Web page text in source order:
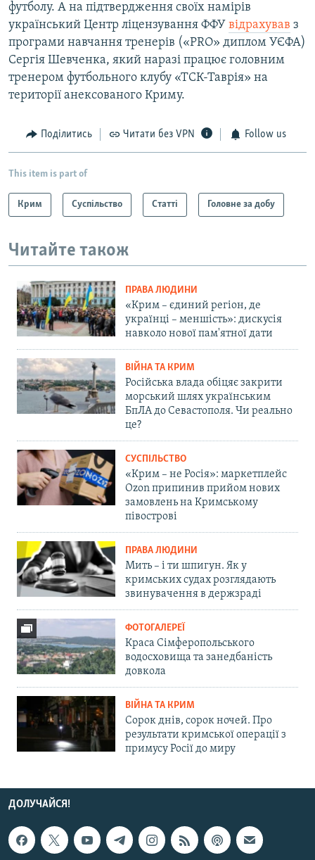
футболу. А на підтвердження своїх намірів
український Центр ліцензування ФФУ відрахував з
програми навчання тренерів («PRO» диплом УЄФА)
Сергія Шевченка, який наразі працює головним
тренером футбольного клубу «ТСК-Таврія» на
території анексованого Криму.
Поділитись Читати без VPN Follow us
This item is part of
Крим Суспільство Статті Головне за добу
Читайте також
ПРАВА ЛЮДИНИ
«Крим – єдиний регіон, де
українці – меншість»: дискусія
навколо нової пам'ятної дати
ВІЙНА ТА КРИМ
Російська влада обіцяє закрити
морський шлях українським
БпЛА до Севастополя. Чи реально
це?
СУСПІЛЬСТВО
«Крим – не Росія»: маркетплейс
Ozon припинив прийом нових
замовлень на Кримському
півострові
ПРАВА ЛЮДИНИ
Мить – і ти шпигун. Як у
кримських судах розглядають
звинувачення в держзраді
ФОТОГАЛЕРЕЇ
Краса Сімферопольського
водосховища та занедбаність
довкола
ВІЙНА ТА КРИМ
Сорок днів, сорок ночей. Про
результати кримської операції з
примусу Росії до миру
ДОЛУЧАЙСЯ!